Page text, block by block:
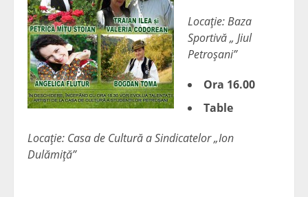
Locaţie: Baza
Sportivă „ Jiul
Petroşani”
Ora 16.00
Table
Locaţie: Casa de Cultură a Sindicatelor „Ion
Dulămiţă”